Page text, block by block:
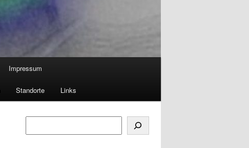
Impressum
Standorte Links